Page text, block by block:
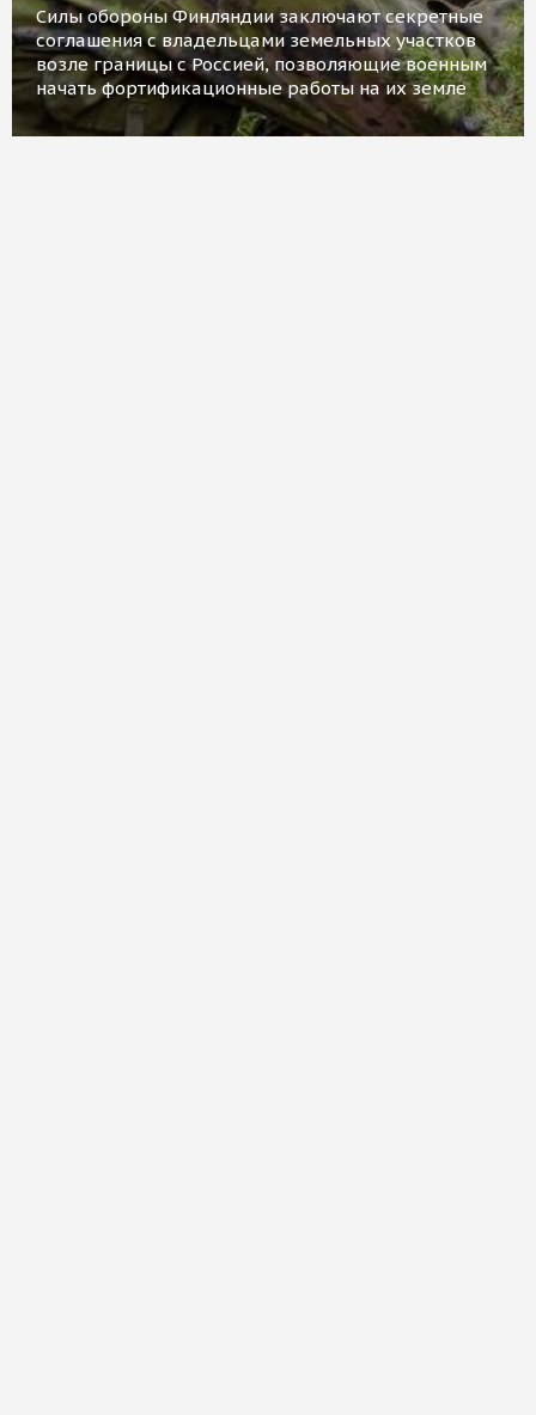
Силы обороны Финляндии заключают секретные
соглашения с владельцами земельных участков
возле границы с Россией, позволяющие военным
начать фортификационные работы на их земле